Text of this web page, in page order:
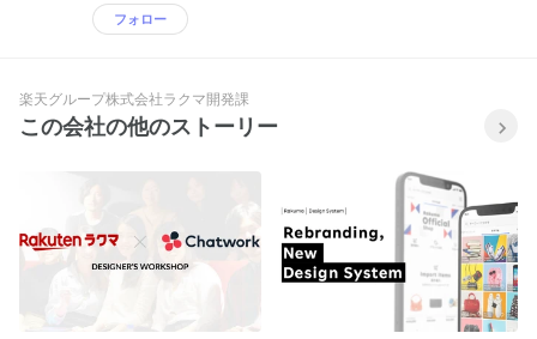
フォロー
楽天グループ株式会社ラクマ開発課
この会社の他のストーリー